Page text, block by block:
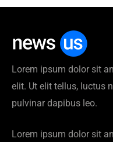
Lorem ipsum dolor sit
elit. Ut elit tellus, luctus
pulvinar dapibus leo.
Lorem ipsum dolor sit